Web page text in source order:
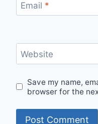
Email *
Website
Save my name,
browser for the